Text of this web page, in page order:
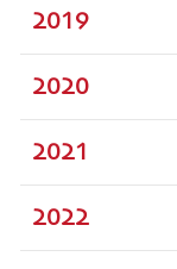
2019
2020
2021
2022